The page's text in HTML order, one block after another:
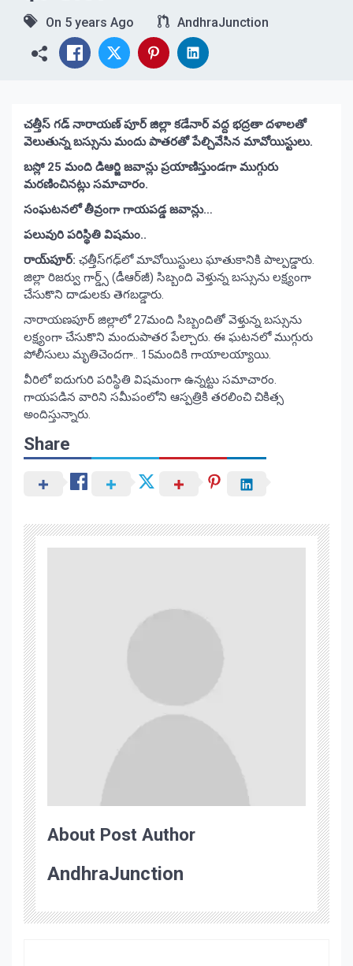
On 5 years Ago AndhraJunction
చత్తీస్ గడ్ నారాయణ్ పూర్ జిల్లా కడేనార్ వద్ద భద్రతా దళాలతో
వెలుతున్న బస్సును మందు పాతరతో పేల్చివేసిన మావోయిస్టులు.
బస్లో 25 మంది డిఆర్జి జవాన్లు ప్రయాణిస్తుండగా ముగ్గురు
మరణించినట్లు సమాచారం.
సంఘటనలో తీవ్రంగా గాయపడ్డ జవాన్లు…
పలువురి పరిస్థితి విషమం..
రాయ్‌పూర్‌: ఛత్తీస్‌గఢ్‌లో మావోయిస్టులు ఘాతుకానికి పాల్పడ్డారు.
జిల్లా రిజర్వు గార్డ్స్‌ (డీఆర్‌జీ) సిబ్బంది వెళ్తున్న బస్సును లక్ష్యంగా
చేసుకొని దాడులకు తెగబడ్డారు.
నారాయణపూర్‌ జిల్లాలో 27మంది సిబ్బందితో వెళ్తున్న బస్సును
లక్ష్యంగా చేసుకొని మందుపాతర పేల్చారు. ఈ ఘటనలో ముగ్గురు
పోలీసులు మృతిచెందగా.. 15మందికి గాయాలయ్యాయి.
వీరిలో ఐదుగురి పరిస్థితి విషమంగా ఉన్నట్టు సమాచారం.
గాయపడిన వారిని సమీపంలోని ఆస్పత్రికి తరలించి చికిత్స
అందిస్తున్నారు.
Share
About Post Author
AndhraJunction